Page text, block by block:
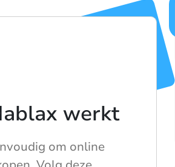
werkt
om online